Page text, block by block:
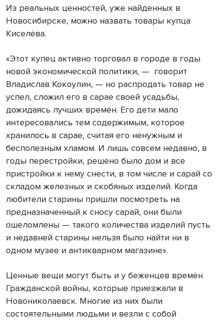
Из реальных ценностей, уже найденных в
Новосибирске, можно назвать товары купца
Киселёва.
«Этот купец активно торговал в городе в годы
новой экономической политики, — говорит
Владислав Кокоулин, — но распродать товар не
успел, сложил его в сарае своей усадьбы,
дожидаясь лучших времён. Его дети мало
интересовались тем содержимым, которое
хранилось в сарае, считая его ненужным и
бесполезным хламом. И лишь совсем недавно, в
годы перестройки, решено было дом и все
пристройки к нему снести, в том числе и сарай со
складом железных и скобяных изделий. Когда
любители старины пришли посмотреть на
предназначенный к сносу сарай, они были
ошеломлены — такого количества изделий пусть
и недавней старины нельзя было найти ни в
одном музее и антикварном магазине».
Ценные вещи могут быть и у беженцев времён
Гражданской войны, которые приезжали в
Новониколаевск. Многие из них были
состоятельными людьми и везли с собой